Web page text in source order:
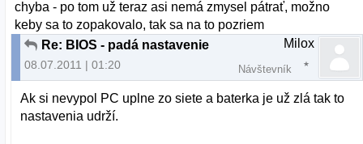
chyba - po tom už teraz asi nemá zmysel pátrať, možno
keby sa to zopakovalo, tak sa na to pozriem
Re: BIOS - padá nastavenie
08.07.2011 | 01:20
Milox
Návštevník
Ak si nevypol PC uplne zo siete a baterka je už zlá tak to
nastavenia udrží.